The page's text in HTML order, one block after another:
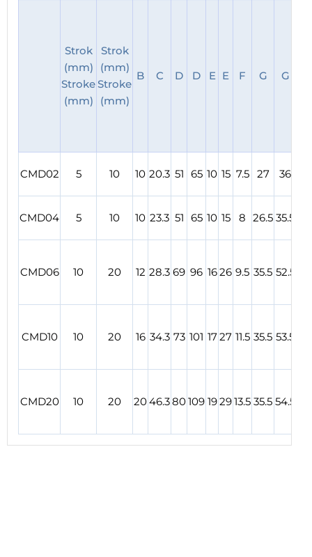
Strok
(mm)
Stroke
(mm)
Strok
(mm)
Stroke
(mm)
B C D D E E F G G
CMD02 5 10 10 20.3 51 65 10 15 7.5 27 36
CMD04 5 10 10 23.3 51 65 10 15 8 26.5 35.5
CMD06 10 20 12 28.3 69 96 1626 9.5 35.5 52.5
CMD10 10 20 16 34.3 73 101 1727 11.5 35.5 53.5
CMD20 10 20 2046.380109 192913.5 35.5 54.5